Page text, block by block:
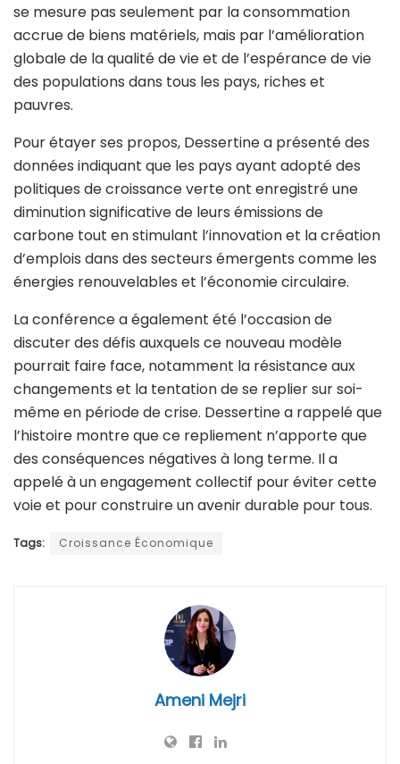
se mesure pas seulement par la consommation
accrue de biens matériels, mais par l’amélioration
globale de la qualité de vie et de l’espérance de vie
des populations dans tous les pays, riches et
pauvres.
Pour étayer ses propos, Dessertine a présenté des
données indiquant que les pays ayant adopté des
politiques de croissance verte ont enregistré une
diminution significative de leurs émissions de
carbone tout en stimulant l’innovation et la création
d’emplois dans des secteurs émergents comme les
énergies renouvelables et l’économie circulaire.
La conférence a également été l’occasion de
discuter des défis auxquels ce nouveau modèle
pourrait faire face, notamment la résistance aux
changements et la tentation de se replier sur soi-
même en période de crise. Dessertine a rappelé que
l’histoire montre que ce repliement n’apporte que
des conséquences négatives à long terme. Il a
appelé à un engagement collectif pour éviter cette
voie et pour construire un avenir durable pour tous.
Tags: Croissance Économique
Ameni Mejri